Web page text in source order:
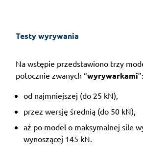
Testy wyrywania
Na wstępie przedstawiono trzy
potocznie zwanych “wyrywarkami”:
od najmniejszej (do 25 kN),
przez wersję średnią (do 50 kN),
aż po model o maksymalnej sile
wynoszącej 145 kN.